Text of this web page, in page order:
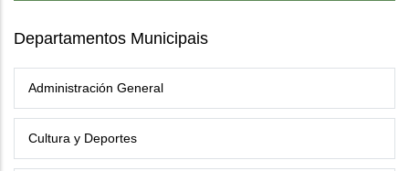
Departamentos Municipais
Administración General
Cultura y Deportes